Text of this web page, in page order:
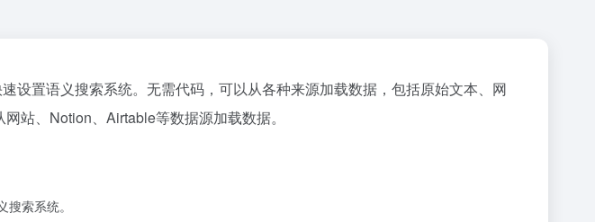
设置语义搜索系统。无需代码，可以从各种来源加载数据，包括原始文本、网
站、Notion、Airtable等数据源加载数据。
索系统。